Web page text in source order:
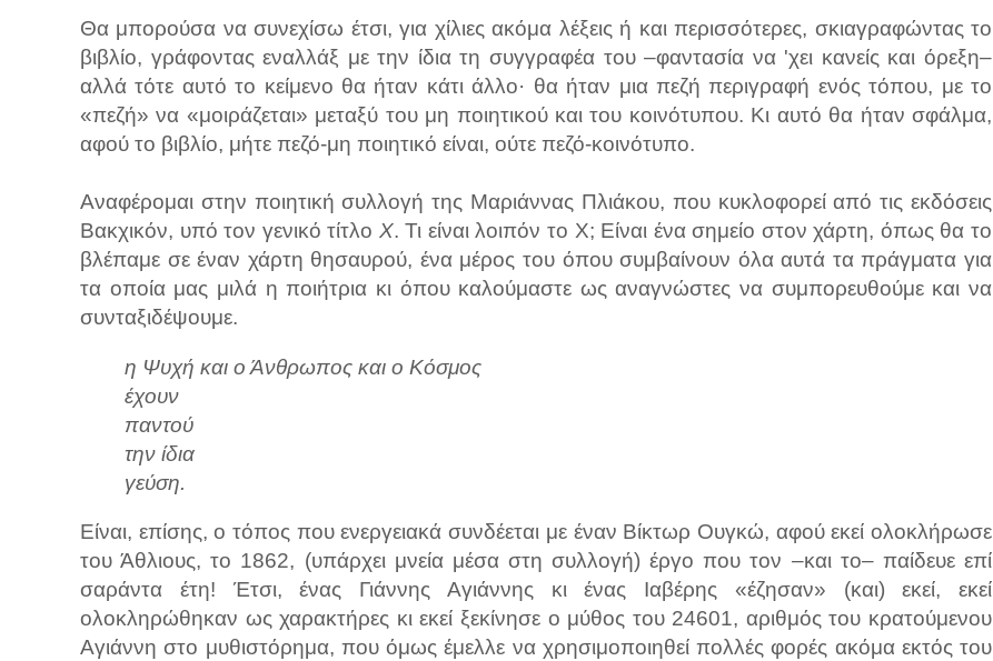
Θα μπορούσα να συνεχίσω έτσι, για χίλιες ακόμα λέξεις ή και περισσότερες, σκιαγραφώντας το
βιβλίο, γράφοντας εναλλάξ με την ίδια τη συγγραφέα του –φαντασία να 'χει κανείς και όρεξη–
αλλά τότε αυτό το κείμενο θα ήταν κάτι άλλο· θα ήταν μια πεζή περιγραφή ενός τόπου, με το
«πεζή» να «μοιράζεται» μεταξύ του μη ποιητικού και του κοινότυπου. Κι αυτό θα ήταν σφάλμα,
αφού το βιβλίο, μήτε πεζό-μη ποιητικό είναι, ούτε πεζό-κοινότυπο.
Αναφέρομαι στην ποιητική συλλογή της Μαριάννας Πλιάκου, που κυκλοφορεί από τις εκδόσεις
Βακχικόν, υπό τον γενικό τίτλο Χ. Τι είναι λοιπόν το Χ; Είναι ένα σημείο στον χάρτη, όπως θα το
βλέπαμε σε έναν χάρτη θησαυρού, ένα μέρος του όπου συμβαίνουν όλα αυτά τα πράγματα για
τα οποία μας μιλά η ποιήτρια κι όπου καλούμαστε ως αναγνώστες να συμπορευθούμε και να
συνταξιδέψουμε.
η Ψυχή και ο Άνθρωπος και ο Κόσμος
έχουν
παντού
την ίδια
γεύση.
Είναι, επίσης, ο τόπος που ενεργειακά συνδέεται με έναν Βίκτωρ Ουγκώ, αφού εκεί ολοκλήρωσε
του Άθλιους, το 1862, (υπάρχει μνεία μέσα στη συλλογή) έργο που τον –και το– παίδευε επί
σαράντα έτη! Έτσι, ένας Γιάννης Αγιάννης κι ένας Ιαβέρης «έζησαν» (και) εκεί, εκεί
ολοκληρώθηκαν ως χαρακτήρες κι εκεί ξεκίνησε ο μύθος του 24601, αριθμός του κρατούμενου
Αγιάννη στο μυθιστόρημα, που όμως έμελλε να χρησιμοποιηθεί πολλές φορές ακόμα εκτός του